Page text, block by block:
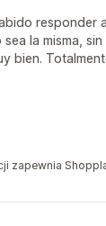
responder
la misma, sin
bien.
zapewnia